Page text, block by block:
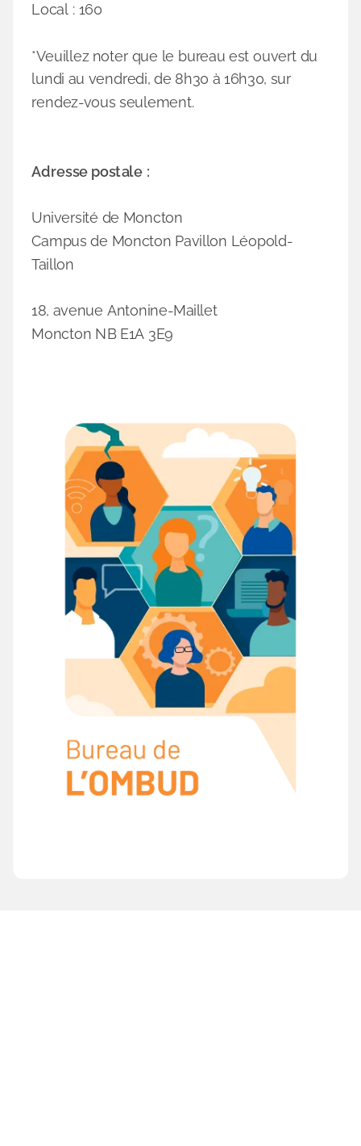
Local : 160
*Veuillez noter que le bureau est ouvert du
lundi au vendredi, de 8h30 à 16h30, sur
rendez-vous seulement.
Adresse postale :
Université de Moncton
Campus de Moncton Pavillon Léopold-
Taillon
18, avenue Antonine-Maillet
Moncton NB E1A 3E9